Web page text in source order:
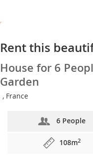
Rent this
House for 6
Garden
, France
6 People
108m2